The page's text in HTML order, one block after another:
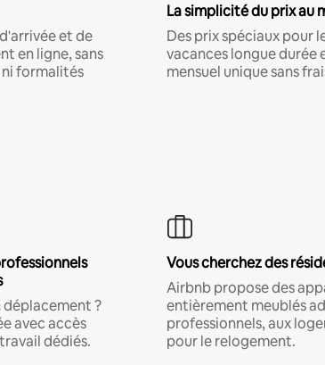
et de
en ligne, sans
formalités
La simplicité du prix au
Des prix spéciaux pour
vacances longue durée
mensuel unique sans
déplacement ?
avec accès
dédiés.
Vous cherchez des
Airbnb propose des
entièrement meublés
professionnels, aux
pour le relogement.